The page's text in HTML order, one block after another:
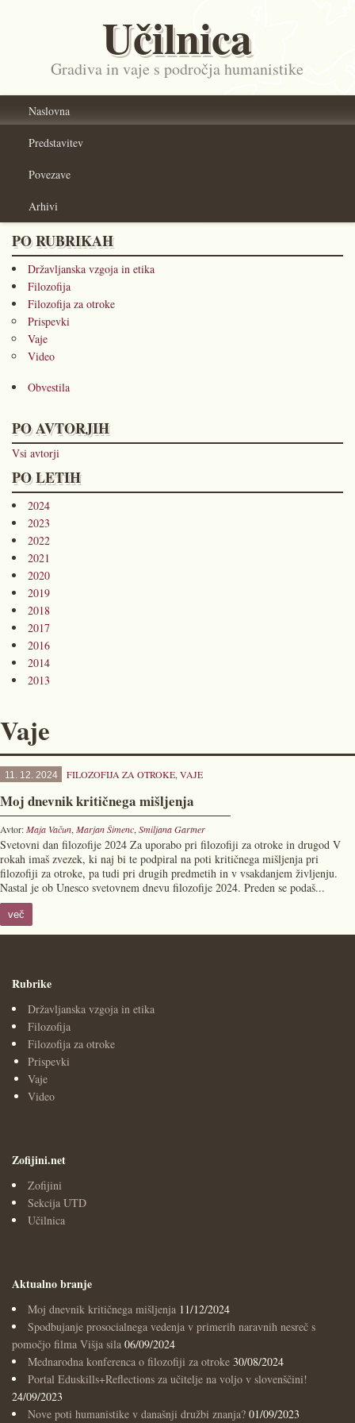
Učilnica
Gradiva in vaje s področja humanistike
Naslovna
Predstavitev
Povezave
Arhivi
PO RUBRIKAH
Državljanska vzgoja in etika
Filozofija
Filozofija za otroke
Prispevki
Vaje
Video
Obvestila
PO AVTORJIH
Vsi avtorji
PO LETIH
2024
2023
2022
2021
2020
2019
2018
2017
2016
2014
2013
Vaje
11. 12. 2024 FILOZOFIJA ZA OTROKE, VAJE
Moj dnevnik kritičnega mišljenja
Avtor:Maja Vačun, Marjan Šimenc, Smiljana Gartner
Svetovni dan filozofije 2024 Za uporabo pri filozofiji za otroke in drugod V
rokah imaš zvezek, ki naj bi te podpiral na poti kritičnega mišljenja pri
filozofiji za otroke, pa tudi pri drugih predmetih in v vsakdanjem življenju.
Nastal je ob Unesco svetovnem dnevu filozofije 2024. Preden se podaš...
več
Rubrike
Državljanska vzgoja in etika
Filozofija
Filozofija za otroke
Prispevki
Vaje
Video
Zofijini.net
Zofijini
Sekcija UTD
Učilnica
Aktualno branje
Moj dnevnik kritičnega mišljenja 11/12/2024
Spodbujanje prosocialnega vedenja v primerih naravnih nesreč s
pomočjo filma Višja sila 06/09/2024
Mednarodna konferenca o filozofiji za otroke 30/08/2024
Portal Eduskills+Reflections za učitelje na voljo v slovenščini!
24/09/2023
Nove poti humanistike v današnji družbi znanja? 01/09/2023